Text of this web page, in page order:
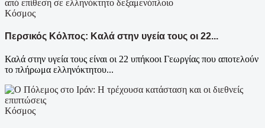
Κόσμος
Περσικός Κόλπος: Καλά στην υγεία τους οι 22...
Καλά στην υγεία τους είναι οι 22 υπήκοοι Γεωργίας που αποτελούν
το πλήρωμα ελληνόκτητου...
Κόσμος